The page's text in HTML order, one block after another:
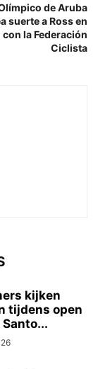
de Aruba
suerte a Ross en
la Federación
Ciclista
kijken
tijdens open